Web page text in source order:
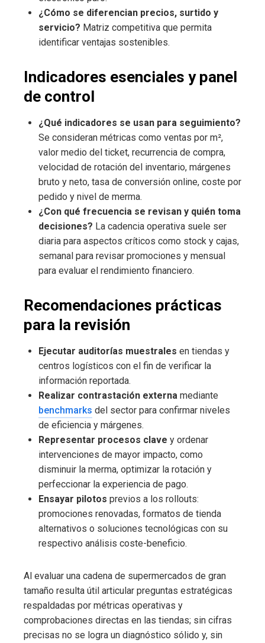
¿Cómo se diferencian precios, surtido y
servicio? Matriz competitiva que permita
identificar ventajas sostenibles.
Indicadores esenciales y panel
de control
¿Qué indicadores se usan para seguimiento?
Se consideran métricas como ventas por m²,
valor medio del ticket, recurrencia de compra,
velocidad de rotación del inventario, márgenes
bruto y neto, tasa de conversión online, coste por
pedido y nivel de merma.
¿Con qué frecuencia se revisan y quién toma
decisiones? La cadencia operativa suele ser
diaria para aspectos críticos como stock y cajas,
semanal para revisar promociones y mensual
para evaluar el rendimiento financiero.
Recomendaciones prácticas
para la revisión
Ejecutar auditorías muestrales en tiendas y
centros logísticos con el fin de verificar la
información reportada.
Realizar contrastación externa mediante
benchmarks del sector para confirmar niveles
de eficiencia y márgenes.
Representar procesos clave y ordenar
intervenciones de mayor impacto, como
disminuir la merma, optimizar la rotación y
perfeccionar la experiencia de pago.
Ensayar pilotos previos a los rollouts:
promociones renovadas, formatos de tienda
alternativos o soluciones tecnológicas con su
respectivo análisis coste-beneficio.
Al evaluar una cadena de supermercados de gran
tamaño resulta útil articular preguntas estratégicas
respaldadas por métricas operativas y
comprobaciones directas en las tiendas; sin cifras
precisas no se logra un diagnóstico sólido y, sin